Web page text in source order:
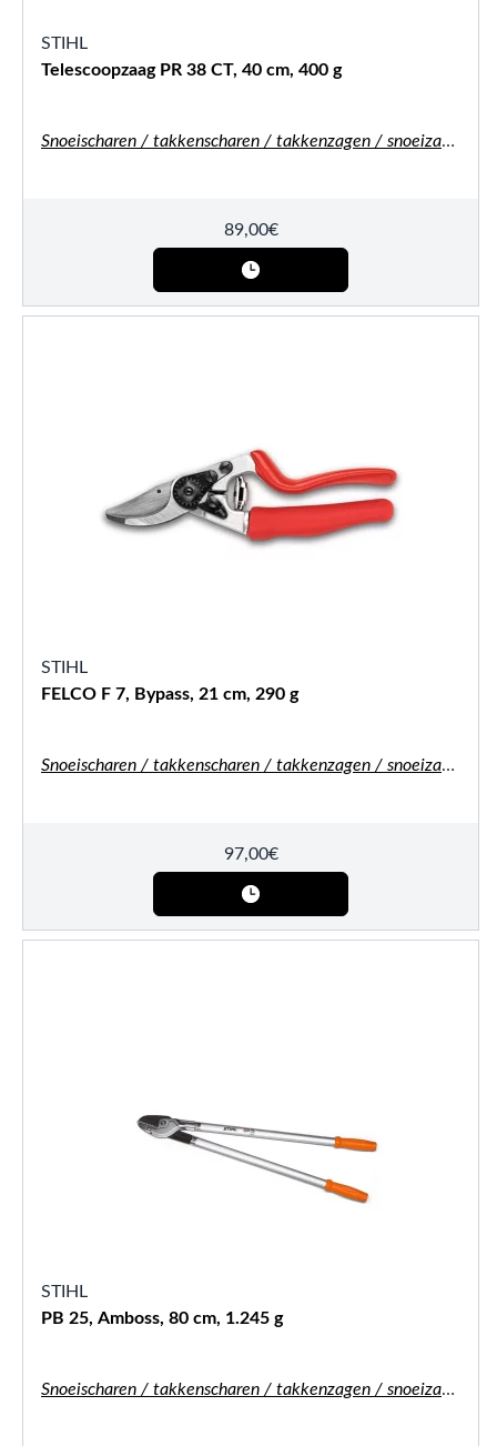
STIHL
Telescoopzaag PR 38 CT, 40 cm, 400 g
Snoeischaren / takkenscharen / takkenzagen / snoeizagen
89,00€
STIHL
FELCO F 7, Bypass, 21 cm, 290 g
Snoeischaren / takkenscharen / takkenzagen / snoeizagen
97,00€
STIHL
PB 25, Amboss, 80 cm, 1.245 g
Snoeischaren / takkenscharen / takkenzagen / snoeizagen